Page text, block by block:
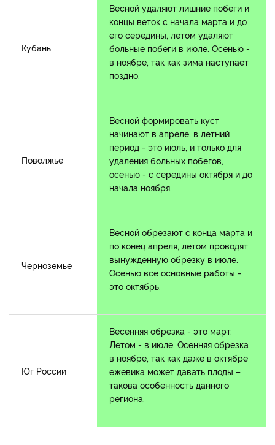
Кубань
Весной удаляют лишние побеги и
концы веток с начала марта и до
его середины, летом удаляют
больные побеги в июле. Осенью -
в ноябре, так как зима наступает
поздно.
Поволжье
Весной формировать куст
начинают в апреле, в летний
период - это июль, и только для
удаления больных побегов,
осенью - с середины октября и до
начала ноября.
Черноземье
Весной обрезают с конца марта и
по конец апреля, летом проводят
вынужденную обрезку в июле.
Осенью все основные работы -
это октябрь.
Юг России
Весенняя обрезка - это март.
Летом - в июле. Осенняя обрезка
в ноябре, так как даже в октябре
ежевика может давать плоды –
такова особенность данного
региона.